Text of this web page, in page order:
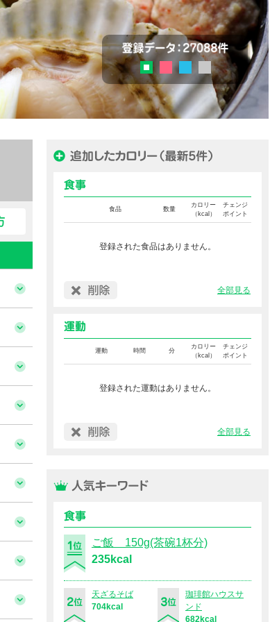
ハピルス カロリーチェック 登録デ
ピンク ブルーグレー
食品 数量
カロリー
（kcal）
チェンジ
ポイント
登録された食品はありません。
全部見る
運動 時間 分
カロリー
（kcal）
チェンジ
ポイント
登録された運動はありません。
全部見る
ご飯 150g(茶碗1杯分)
235kcal
天ざるそば
704kcal
珈琲館ハウスサ
ンド
682kcal